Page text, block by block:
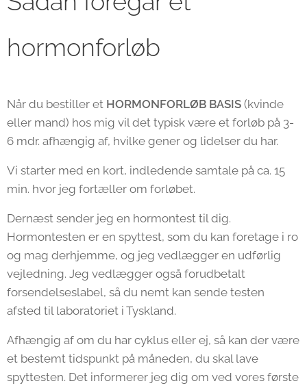
hormonforløb
Når du bestiller et HORMONFORLØB BASIS (kvinde
eller mand) hos mig vil det typisk være et forløb på 3-
6 mdr. afhængig af, hvilke gener og lidelser du har.
Vi starter med en kort, indledende samtale på ca. 15
min. hvor jeg fortæller om forløbet.
Dernæst sender jeg en hormontest til dig.
Hormontesten er en spyttest, som du kan foretage i ro
og mag derhjemme, og jeg vedlægger en udførlig
vejledning. Jeg vedlægger også forudbetalt
forsendelseslabel, så du nemt kan sende testen
afsted til laboratoriet i Tyskland.
Afhængig af om du har cyklus eller ej, så kan der være
et bestemt tidspunkt på måneden, du skal lave
spyttesten. Det informerer jeg dig om ved vores første